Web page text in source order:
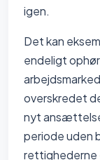
igen.
Det kan
endeligt
overskredet
nyt
periode uden
rettighederne